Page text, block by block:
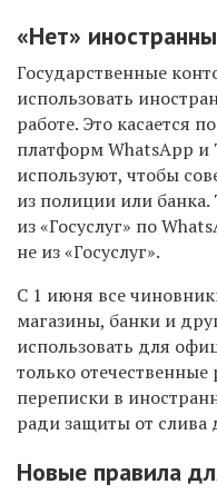
«Нет»
Государственные
использовать
работе. Это касается
платформ WhatsApp и
используют, чтобы
из полиции или
из «Госуслуг» по
не из «Госуслуг».
С 1 июня все
магазины, банки и
использовать для
только
переписки в
ради защиты от слива
Новые правила